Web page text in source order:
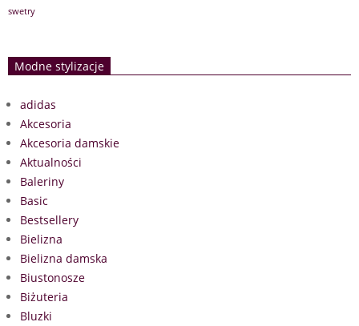
swetry
Modne stylizacje
adidas
Akcesoria
Akcesoria damskie
Aktualności
Baleriny
Basic
Bestsellery
Bielizna
Bielizna damska
Biustonosze
Biżuteria
Bluzki